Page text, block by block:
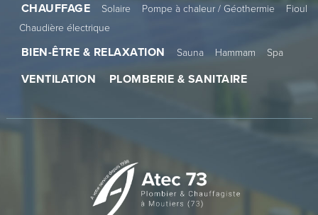
CHAUFFAGE Solaire Pompe à chaleur / Géothermie
Fioul
Chaudière électrique
BIEN-ÊTRE & RELAXATION Sauna Hammam Spa
VENTILATION PLOMBERIE & SANITAIRE